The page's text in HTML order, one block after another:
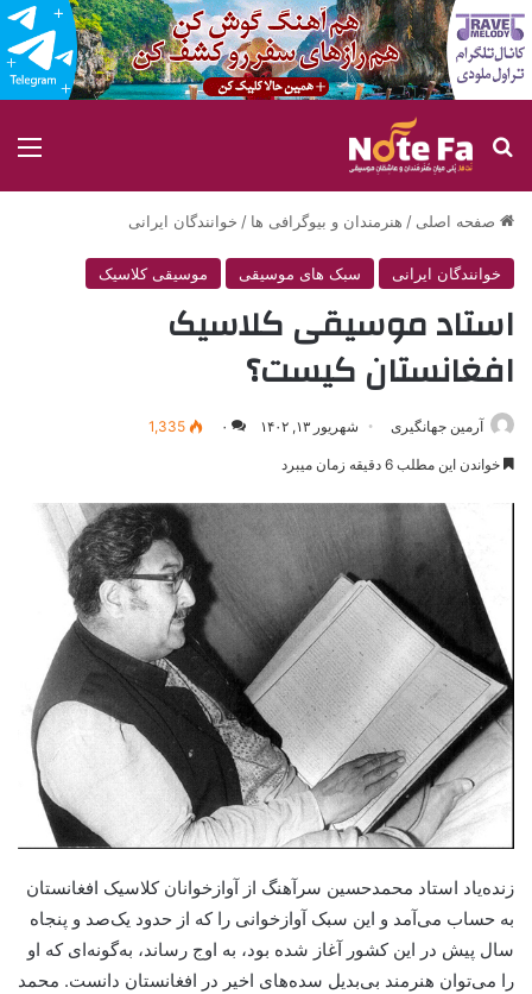
جستجو برای
صفحه اصلی / هنرمندان و بیوگرافی ها / خوانندگان ایرانی
خوانندگان ایرانی سبک های موسیقی موسیقی کلاسیک
استاد موسیقی کلاسیک
افغانستان کیست؟
آرمین جهانگیری شهریور ۱۳, ۱۴۰۲ ۰ 1,335
خواندن این مطلب 6 دقیقه زمان میبرد
زنده‌یاد استاد محمدحسین سرآهنگ از آوازخوانان کلاسیک افغانستان
به حساب می‌آمد و این سبک آوازخوانی را که از حدود یک‌صد و پنجاه
سال پیش در این کشور آغاز شده بود، به اوج رساند، به‌گونه‌ای که او
را می‌توان هنرمند بی‌بدیل سده‌های اخیر در افغانستان دانست‌. محمد